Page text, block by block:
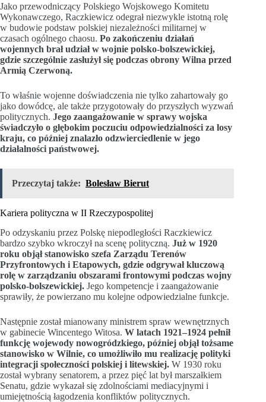
Jako przewodniczący Polskiego Wojskowego Komitetu
Wykonawczego, Raczkiewicz odegrał niezwykle istotną rolę
w budowie podstaw polskiej niezależności militarnej w
czasach ogólnego chaosu. Po zakończeniu działań
wojennych brał udział w wojnie polsko-bolszewickiej,
gdzie szczególnie zasłużył się podczas obrony Wilna przed
Armią Czerwoną.
To właśnie wojenne doświadczenia nie tylko zahartowały go
jako dowódcę, ale także przygotowały do przyszłych wyzwań
politycznych. Jego zaangażowanie w sprawy wojska
świadczyło o głębokim poczuciu odpowiedzialności za losy
kraju, co później znalazło odzwierciedlenie w jego
działalności państwowej.
Przeczytaj także: Bolesław Bierut
Kariera polityczna w II Rzeczypospolitej
Po odzyskaniu przez Polskę niepodległości Raczkiewicz
bardzo szybko wkroczył na scenę polityczną. Już w 1920
roku objął stanowisko szefa Zarządu Terenów
Przyfrontowych i Etapowych, gdzie odgrywał kluczową
rolę w zarządzaniu obszarami frontowymi podczas wojny
polsko-bolszewickiej. Jego kompetencje i zaangażowanie
sprawiły, że powierzano mu kolejne odpowiedzialne funkcje.
Następnie został mianowany ministrem spraw wewnętrznych
w gabinecie Wincentego Witosa. W latach 1921–1924 pełnił
funkcję wojewody nowogródzkiego, później objął tożsame
stanowisko w Wilnie, co umożliwiło mu realizację polityki
integracji społeczności polskiej i litewskiej. W 1930 roku
został wybrany senatorem, a przez pięć lat był marszałkiem
Senatu, gdzie wykazał się zdolnościami mediacyjnymi i
umiejętnością łagodzenia konfliktów politycznych.